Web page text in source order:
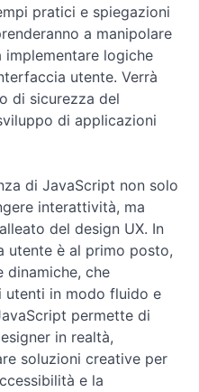
pratici e spiegazioni
a manipolare
implementare logiche
utente. Verrà
di sicurezza del
di applicazioni
di JavaScript non solo
interattività, ma
del design UX. In
utente è al primo posto,
dinamiche, che
utenti in modo fluido e
permette di
in realtà,
soluzioni creative per
e la